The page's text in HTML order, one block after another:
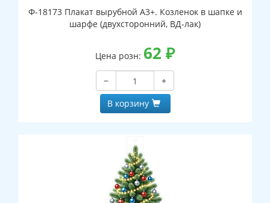
Ф-18173 Плакат вырубной А3+. Козленок в шапке и
шарфе (двухсторонний, ВД-лак)
Цена розн: 62 ₽
−
+
В корзину